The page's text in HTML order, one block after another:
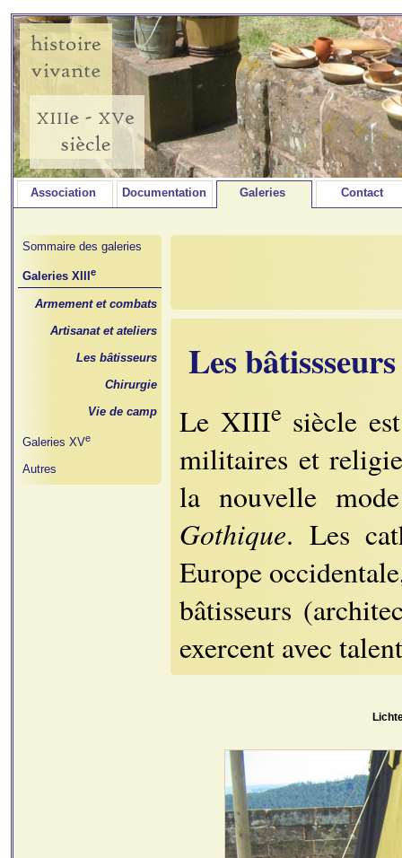
Association Documentation Galeries Contact
Sommaire des galeries
Galeries XIII e
Armement et combats
Artisanat et ateliers
Les bâtisseurs
Chirurgie
Vie de camp
Galeries XVe
Autres
Les bâtissseurs
Le XIIIe siècle
militaires et
la nouvelle
Gothique. Les
Europe
bâtisseurs
exercent avec